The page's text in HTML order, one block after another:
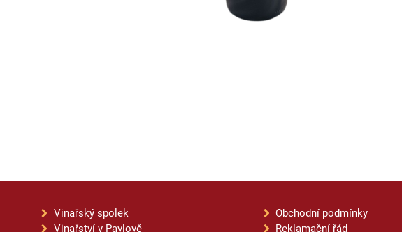
Vinařský spolek
Vinařství v Pavlově
Obchodní podmínky
Reklamační řád